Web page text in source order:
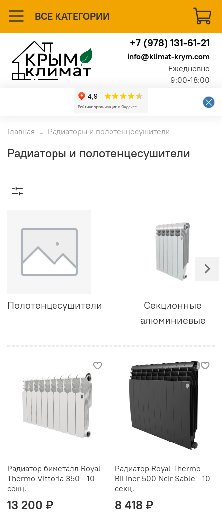
ВСЕ КАТЕГОРИИ
+7 (978) 131-61-21
info@klimat-krym.com
Ежедневно
9:00-18:00
Главная Радиаторы и полотенцесушители
Радиаторы и полотенцесушители
Полотенцесушители
Секционные
алюминиевые
Радиатор биметалл Royal
Thermo Vittoria 350 - 10
секц.
13 200 ₽
Радиатор Royal Thermo
BiLiner 500 Noir Sable - 10
секц.
8 418 ₽